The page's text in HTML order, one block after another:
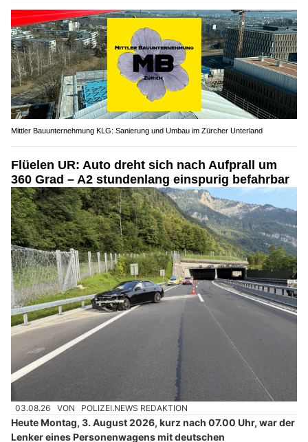
Mittler Bauunternehmung KLG: Sanierung und Umbau im Zürcher Unterland
Flüelen UR: Auto dreht sich nach Aufprall um
360 Grad – A2 stundenlang einspurig befahrbar
03.08.26 VON POLIZEI.NEWS REDAKTION
Heute Montag, 3. August 2026, kurz nach 07.00 Uhr, war der
Lenker eines Personenwagens mit deutschen